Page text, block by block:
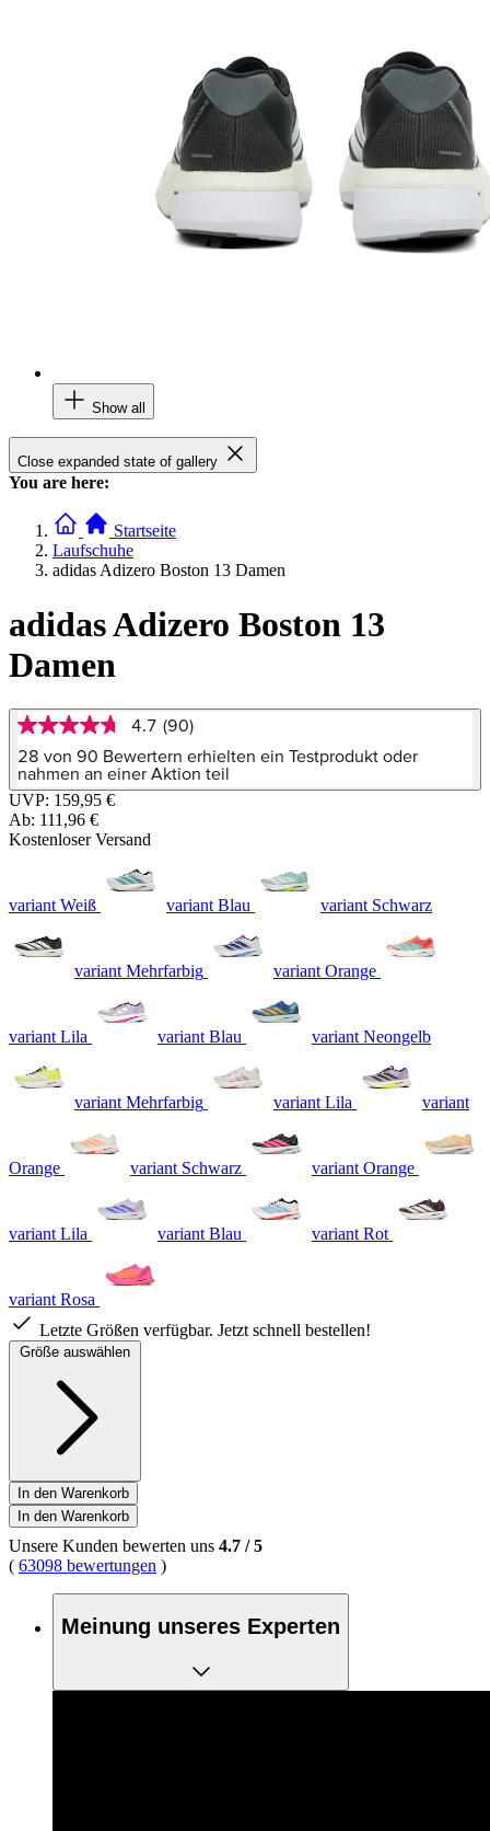
Show all
Close expanded state of gallery
You are here:
Startseite
Laufschuhe
adidas Adizero Boston 13 Damen
adidas Adizero Boston 13
Damen
4.7
von
5
Sternen,
Durchschnittswert
der
Bewertung.
Link
derselben
Seite.
4.7 (90)
28 von 90 Bewertern erhielten ein Testprodukt oder
nahmen an einer Aktion teil
UVP: 159,95 €
Ab: 111,96 €
Kostenloser Versand
variant Weiß variant Blau variant Schwarz
variant Mehrfarbig variant Orange
variant Lila variant Blau variant Neongelb
variant Mehrfarbig variant Lila variant
Orange variant Schwarz variant Orange
variant Lila variant Blau variant Rot
variant Rosa
Letzte Größen verfügbar. Jetzt schnell bestellen!
Größe auswählen
In den Warenkorb
In den Warenkorb
Unsere Kunden bewerten uns 4.7 /5
( 63098 bewertungen )
Meinung unseres Experten